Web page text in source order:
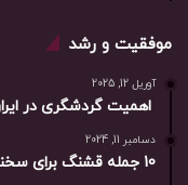
موفقیت و رشد
آوریل 12, 2025
اهمیت گردشگری در
دسامبر 11, 2024
10 جمله قشنگ برای سخنرانی+ نکات و ترفندهای کاربردی